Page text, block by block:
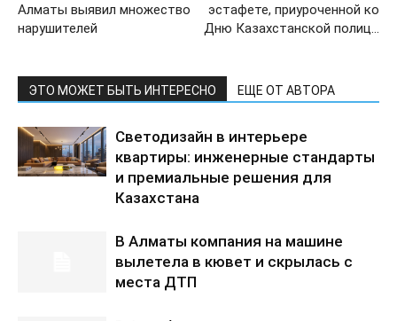
Алматы выявил множество
нарушителей
эстафете, приуроченной ко
Дню Казахстанской полиц…
ЭТО МОЖЕТ БЫТЬ ИНТЕРЕСНО ЕЩЕ ОТ АВТОРА
Светодизайн в интерьере
квартиры: инженерные стандарты
и премиальные решения для
Казахстана
В Алматы компания на машине
вылетела в кювет и скрылась с
места ДТП